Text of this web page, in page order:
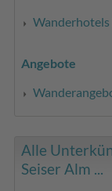
Angebote
Alle
Seiser Alm ...